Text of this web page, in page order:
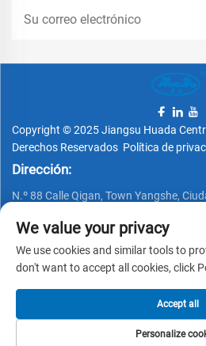
Copyright © 2025 Jiangsu Huada
Derechos Reservados Política de
Dirección:
N.º 88 Calle Qigan, Town Yangshe,
Teléfono:
+86 15162337620
Correo electrónico:
[email protected]
We value your privacy
We use cookies and similar tools to
don't want to accept all cookies, click
Personalize
Accept all